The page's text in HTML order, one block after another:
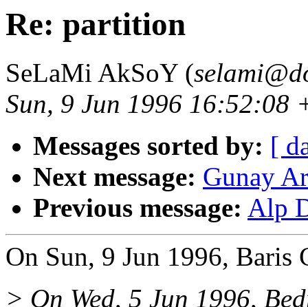
Re: partition
SeLaMi AkSoY (
Sun, 9 Jun 1996 16:52:08
Messages sorted by: [
Next message: Gunay
Previous message: Alp
On Sun, 9 Jun 1996, Baris
> On Wed, 5 Jun 1996,